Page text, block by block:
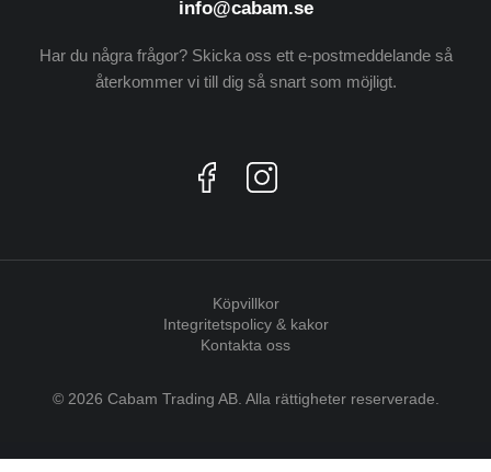
info@cabam.se
Har du några frågor? Skicka oss ett e-postmeddelande så
återkommer vi till dig så snart som möjligt.
© 2026 Cabam Trading AB. Alla rättigheter reserverade.
Köpvillkor
Integritetspolicy & kakor
Kontakta oss